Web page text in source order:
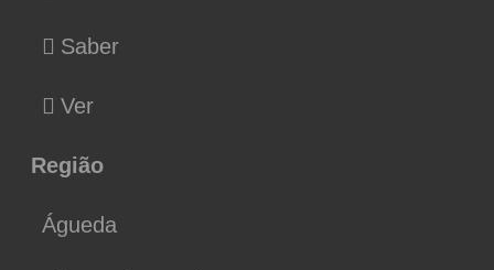
Saber
Ver
Região
Águeda